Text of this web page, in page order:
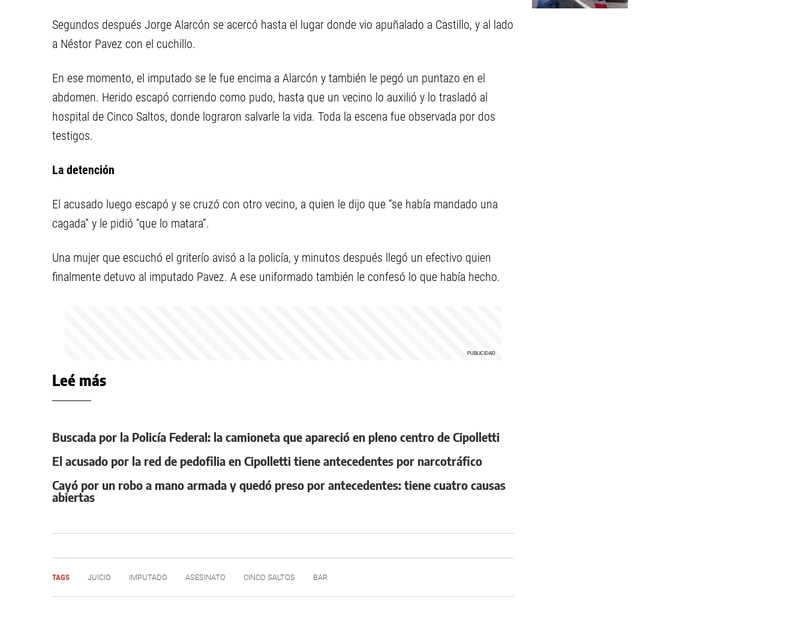
Segundos después Jorge Alarcón se acercó hasta el lugar donde vio apuñalado a Castillo, y al lado
a Néstor Pavez con el cuchillo.
En ese momento, el imputado se le fue encima a Alarcón y también le pegó un puntazo en el
abdomen. Herido escapó corriendo como pudo, hasta que un vecino lo auxilió y lo trasladó al
hospital de Cinco Saltos, donde lograron salvarle la vida. Toda la escena fue observada por dos
testigos.
La detención
El acusado luego escapó y se cruzó con otro vecino, a quien le dijo que “se había mandado una
cagada” y le pidió “que lo matara”.
Una mujer que escuchó el griterío avisó a la policía, y minutos después llegó un efectivo quien
finalmente detuvo al imputado Pavez. A ese uniformado también le confesó lo que había hecho.
Leé más
Buscada por la Policía Federal: la camioneta que apareció en pleno centro de Cipolletti
El acusado por la red de pedofilia en Cipolletti tiene antecedentes por narcotráfico
Cayó por un robo a mano armada y quedó preso por antecedentes: tiene cuatro causas
abiertas
TAGS JUICIO IMPUTADO ASESINATO CINCO SALTOS BAR